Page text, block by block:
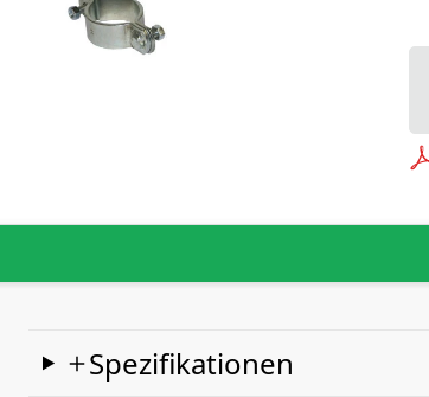
Spezifikationen